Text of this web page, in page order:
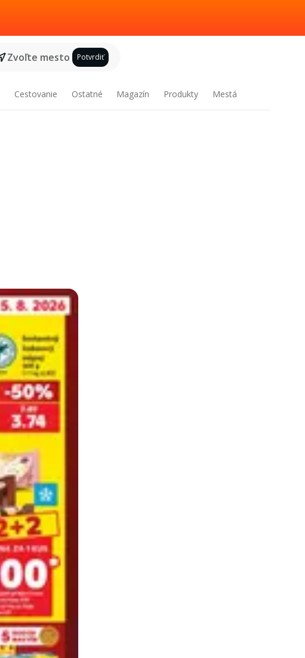
Zvoľte mesto Potvrdiť
Cestovanie Ostatné Magazín Produkty Mestá